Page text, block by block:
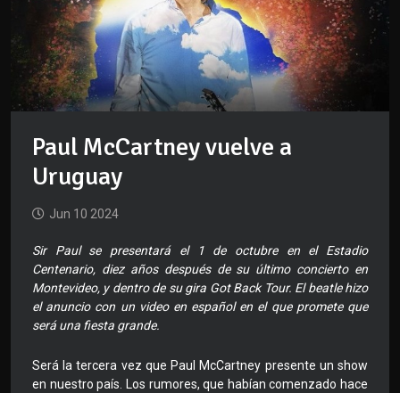
Paul McCartney vuelve a
Uruguay
Jun 10 2024
Sir Paul se presentará el 1 de octubre en el Estadio
Centenario, diez años después de su último concierto en
Montevideo, y dentro de su gira Got Back Tour. El beatle hizo
el anuncio con un video en español en el que promete que
será una fiesta grande.
Será la tercera vez que Paul McCartney presente un show
en nuestro país. Los rumores, que habían comenzado hace